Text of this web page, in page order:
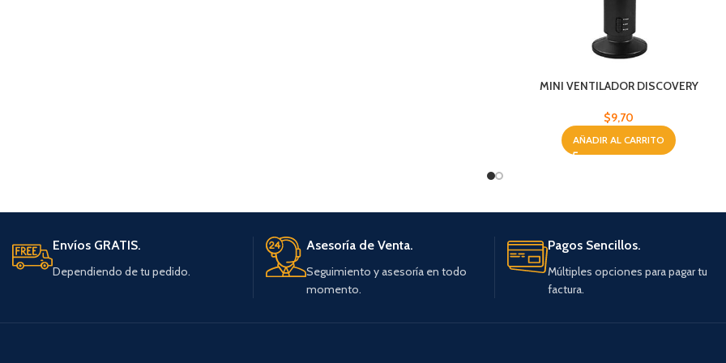
MINI VENTILADOR DISCOVERY
$9,70
AÑADIR AL CARRITO
Envíos GRATIS.
Dependiendo de tu pedido.
Asesoría de Venta.
Seguimiento y asesoría en todo
momento.
Pagos Sencillos.
Múltiples opciones para pagar tu
factura.